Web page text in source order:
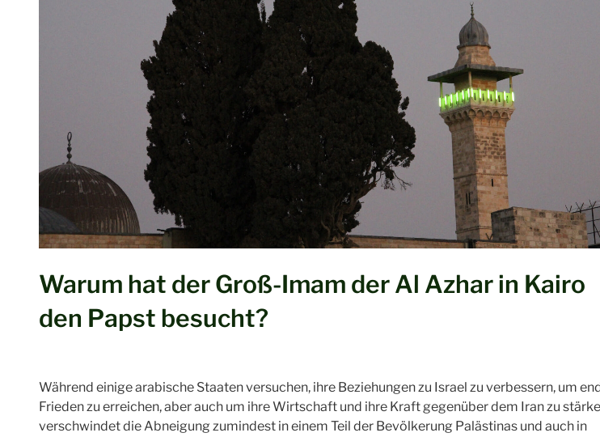
Warum hat der Groß-Imam der Al Azhar in Kairo
den Papst besucht?
Während einige arabische Staaten versuchen, ihre Beziehungen zu Israel zu verbessern, um
Frieden zu erreichen, aber auch um ihre Wirtschaft und ihre Kraft gegenüber dem Iran zu
verschwindet die Abneigung zumindest in einem Teil der Bevölkerung Palästinas und auch in